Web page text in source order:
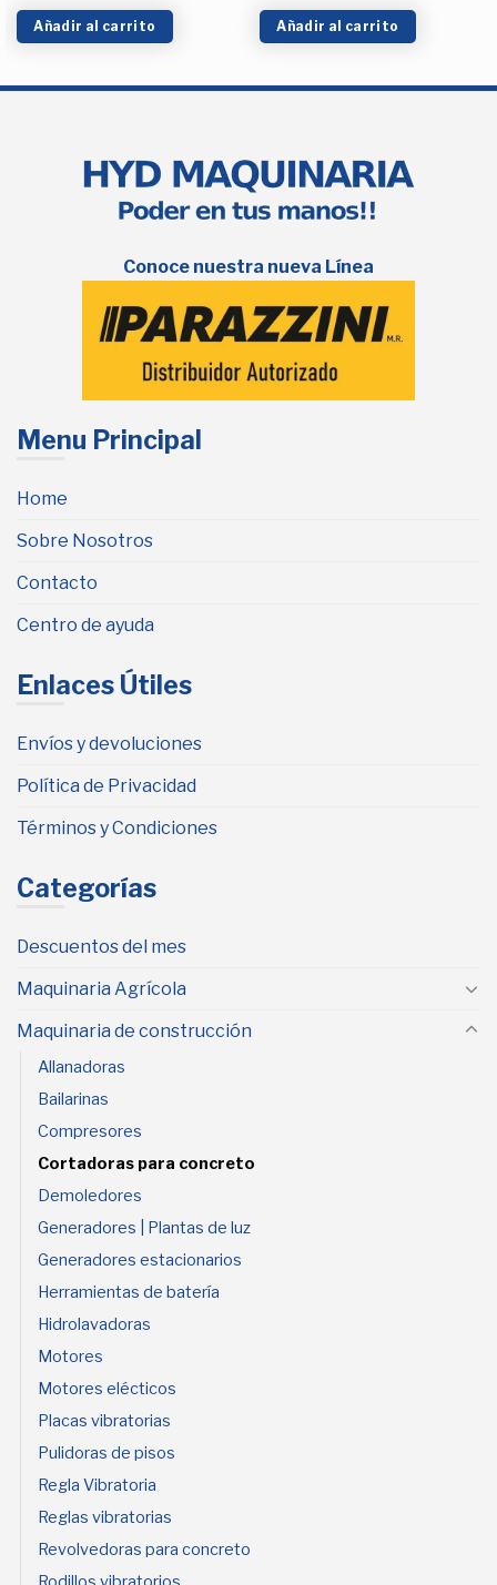
Añadir al carrito Añadir al carrito
Conoce nuestra nueva Línea
Menu Principal
Home
Sobre Nosotros
Contacto
Centro de ayuda
Enlaces Útiles
Envíos y devoluciones
Política de Privacidad
Términos y Condiciones
Categorías
Descuentos del mes
Maquinaria Agrícola
Maquinaria de construcción
Allanadoras
Bailarinas
Compresores
Cortadoras para concreto
Demoledores
Generadores | Plantas de luz
Generadores estacionarios
Herramientas de batería
Hidrolavadoras
Motores
Motores elécticos
Placas vibratorias
Pulidoras de pisos
Regla Vibratoria
Reglas vibratorias
Revolvedoras para concreto